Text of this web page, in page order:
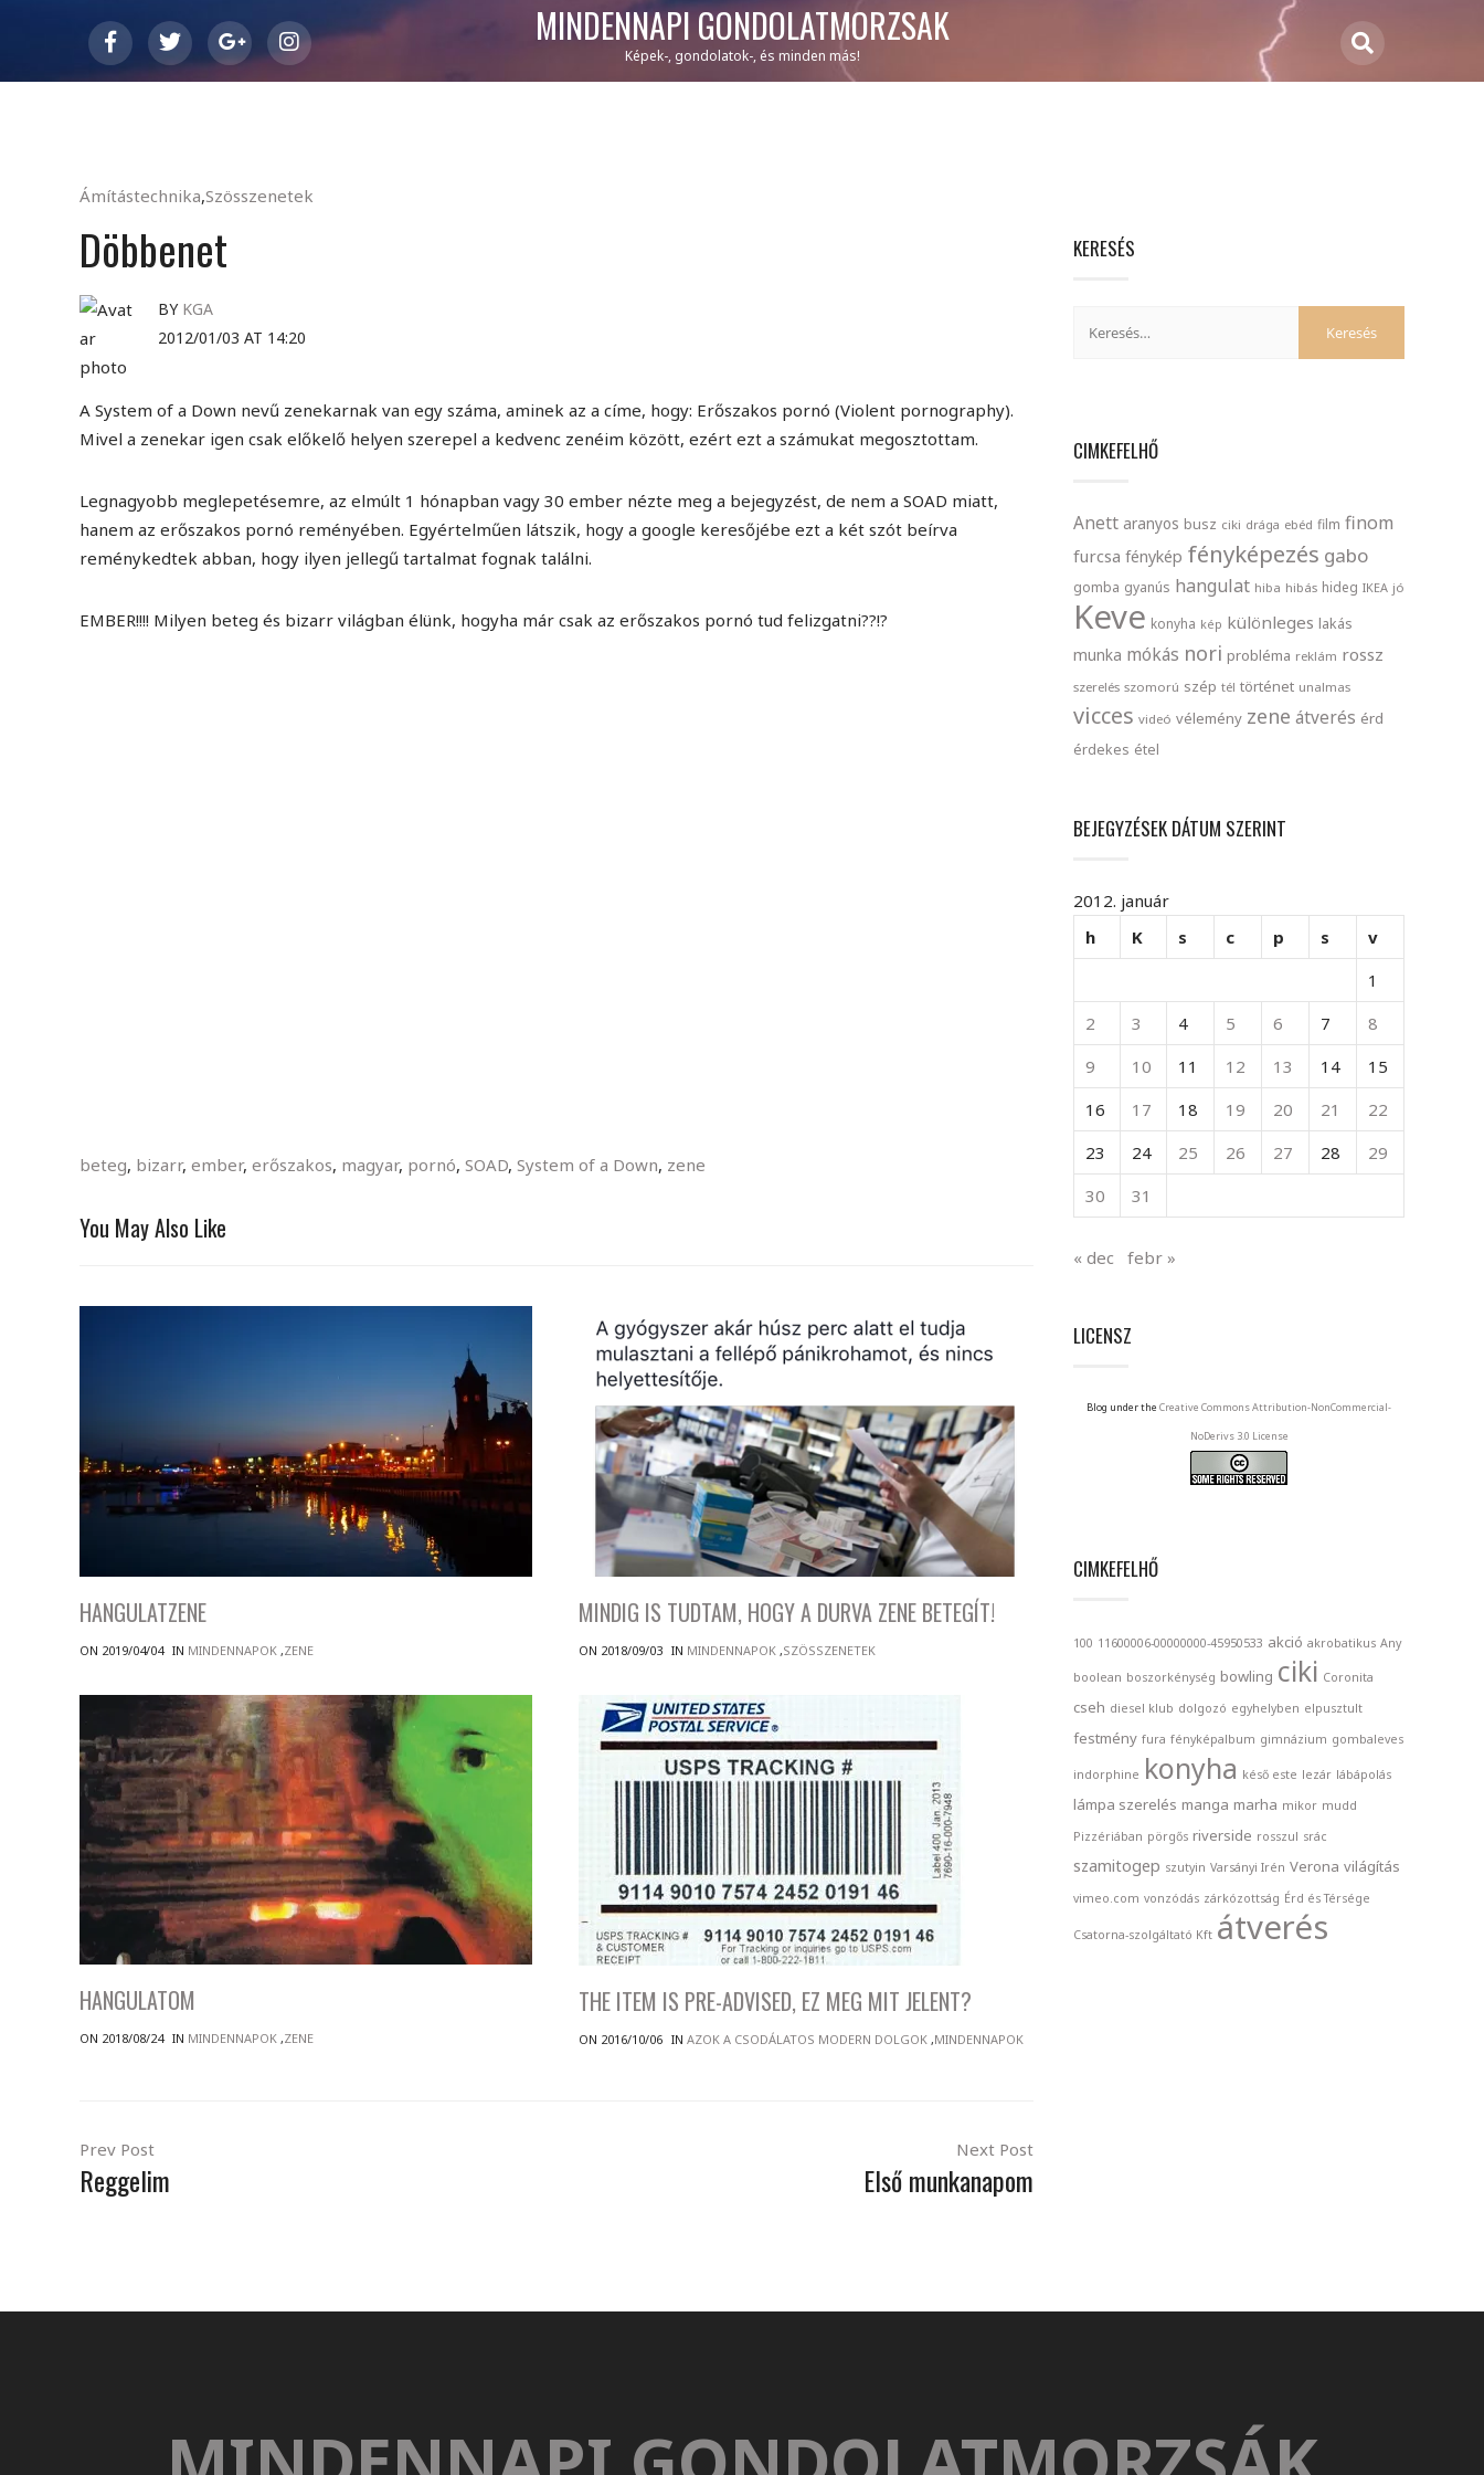
MINDENNAPI GONDOLATMORZSÁK
Képek-, gondolatok-, és minden más!
Ámítástechnika,Szösszenetek
Döbbenet
BY KGA
2012/01/03 AT 14:20
A System of a Down nevű zenekarnak van egy száma, aminek az a címe, hogy: Erőszakos pornó (Violent pornography).
Mivel a zenekar igen csak előkelő helyen szerepel a kedvenc zenéim között, ezért ezt a számukat megosztottam.
Legnagyobb meglepetésemre, az elmúlt 1 hónapban vagy 30 ember nézte meg a bejegyzést, de nem a SOAD miatt,
hanem az erőszakos pornó reményében. Egyértelműen látszik, hogy a google keresőjébe ezt a két szót beírva
reménykedtek abban, hogy ilyen jellegű tartalmat fognak találni.
EMBER!!!! Milyen beteg és bizarr világban élünk, hogyha már csak az erőszakos pornó tud felizgatni??!?
beteg, bizarr, ember, erőszakos, magyar, pornó, SOAD, System of a Down, zene
You May Also Like
HANGULATZENE
ON 2019/04/04 IN MINDENNAPOK ,ZENE
MINDIG IS TUDTAM, HOGY A DURVA ZENE BETEGÍT!
ON 2018/09/03 IN MINDENNAPOK ,SZÖSSZENETEK
HANGULATOM
ON 2018/08/24 IN MINDENNAPOK ,ZENE
THE ITEM IS PRE-ADVISED, EZ MEG MIT JELENT?
ON 2016/10/06 INAZOK A CSODÁLATOS MODERN DOLGOK ,MINDENNAPOK
Prev Post
Reggelim
Next Post
Első munkanapom
KERESÉS
CIMKEFELHŐ
Anett aranyos busz ciki drága ebéd film finom
furcsa fénykép fényképezés gabo
gomba gyanús hangulat hiba hibás hideg IKEA jó
Keve konyha kép különleges lakás
munka mókás nori probléma reklám rossz
szerelés szomorú szép tél történet unalmas
vicces videó vélemény zene átverés érd
érdekes étel
BEJEGYZÉSEK DÁTUM SZERINT
2012. január
h
K s c p s
v
1
2
3 4 5 6 7
8
9
10 11 12 13 14
15
16
17 18 19 20 21
22
23
24 25 26 27 28
29
30
31
« dec febr »
LICENSZ
Blog under the Creative Commons Attribution-NonCommercial-
NoDerivs 3.0 License
CIMKEFELHŐ
100 11600006-00000000-45950533 akció akrobatikus Any
boolean boszorkénység bowling ciki Coronita
cseh diesel klub dolgozó egyhelyben elpusztult
festmény fura fényképalbum gimnázium gombaleves
indorphine konyha késő este lezár lábápolás
lámpa szerelés manga marha mikor mudd
Pizzériában pörgős riverside rosszul srác
szamitogep szutyin Varsányi Irén Verona világítás
vimeo.com vonzódás zárkózottság Érd és Térsége
Csatorna-szolgáltató Kft átverés